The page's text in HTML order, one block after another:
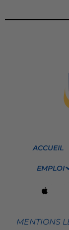
ACCUEIL
EMPLOI
MENTIONS